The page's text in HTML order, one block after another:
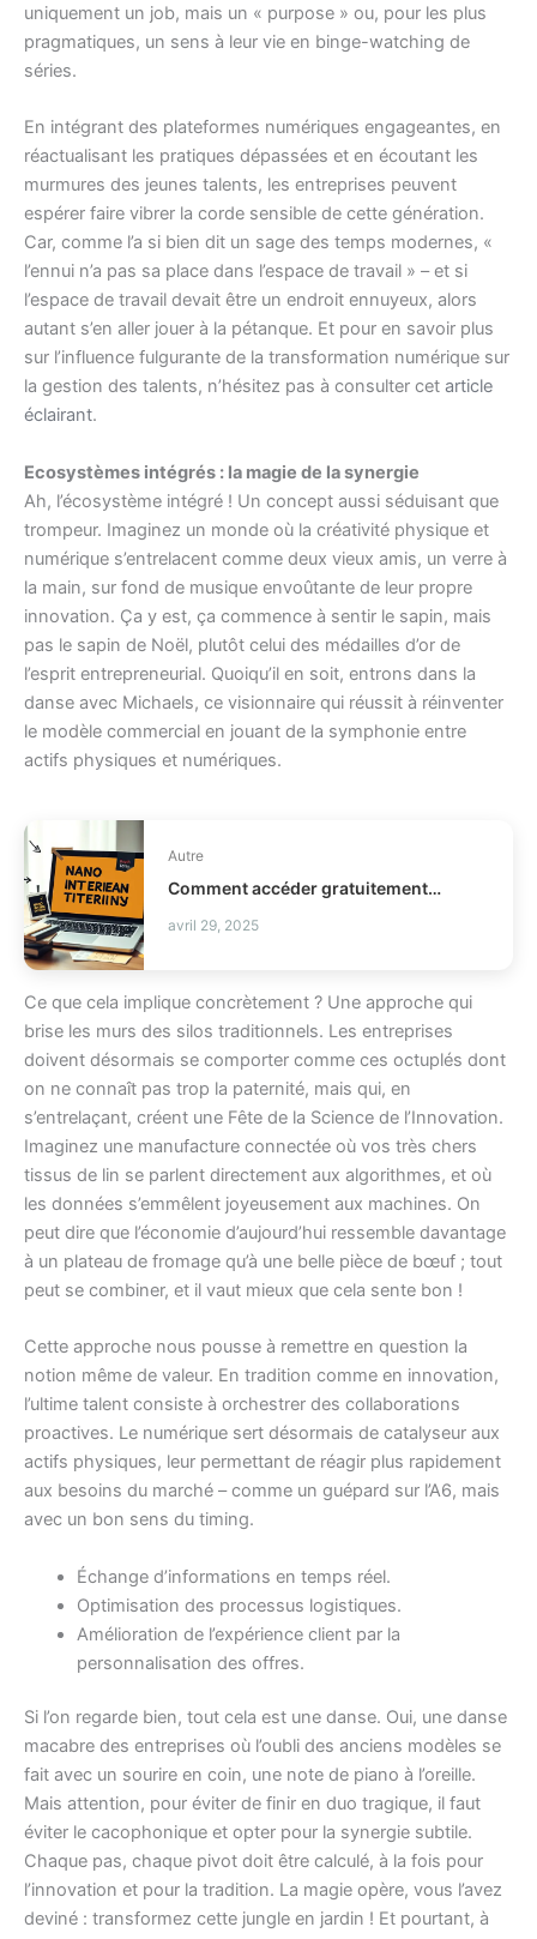
uniquement un job, mais un « purpose » ou, pour les plus
pragmatiques, un sens à leur vie en binge-watching de
séries.
En intégrant des plateformes numériques engageantes, en
réactualisant les pratiques dépassées et en écoutant les
murmures des jeunes talents, les entreprises peuvent
espérer faire vibrer la corde sensible de cette génération.
Car, comme l’a si bien dit un sage des temps modernes, «
l’ennui n’a pas sa place dans l’espace de travail » – et si
l’espace de travail devait être un endroit ennuyeux, alors
autant s’en aller jouer à la pétanque. Et pour en savoir plus
sur l’influence fulgurante de la transformation numérique sur
la gestion des talents, n’hésitez pas à consulter cet article
éclairant.
Ecosystèmes intégrés : la magie de la synergie
Ah, l’écosystème intégré ! Un concept aussi séduisant que
trompeur. Imaginez un monde où la créativité physique et
numérique s’entrelacent comme deux vieux amis, un verre à
la main, sur fond de musique envoûtante de leur propre
innovation. Ça y est, ça commence à sentir le sapin, mais
pas le sapin de Noël, plutôt celui des médailles d’or de
l’esprit entrepreneurial. Quoiqu’il en soit, entrons dans la
danse avec Michaels, ce visionnaire qui réussit à réinventer
le modèle commercial en jouant de la symphonie entre
actifs physiques et numériques.
Autre
Comment accéder gratuitement à Nano Banana pour préparer vos interviews ?
avril 29, 2025
Ce que cela implique concrètement ? Une approche qui
brise les murs des silos traditionnels. Les entreprises
doivent désormais se comporter comme ces octuplés dont
on ne connaît pas trop la paternité, mais qui, en
s’entrelaçant, créent une Fête de la Science de l’Innovation.
Imaginez une manufacture connectée où vos très chers
tissus de lin se parlent directement aux algorithmes, et où
les données s’emmêlent joyeusement aux machines. On
peut dire que l’économie d’aujourd’hui ressemble davantage
à un plateau de fromage qu’à une belle pièce de bœuf ; tout
peut se combiner, et il vaut mieux que cela sente bon !
Cette approche nous pousse à remettre en question la
notion même de valeur. En tradition comme en innovation,
l’ultime talent consiste à orchestrer des collaborations
proactives. Le numérique sert désormais de catalyseur aux
actifs physiques, leur permettant de réagir plus rapidement
aux besoins du marché – comme un guépard sur l’A6, mais
avec un bon sens du timing.
Échange d’informations en temps réel.
Optimisation des processus logistiques.
Amélioration de l’expérience client par la
personnalisation des offres.
Si l’on regarde bien, tout cela est une danse. Oui, une danse
macabre des entreprises où l’oubli des anciens modèles se
fait avec un sourire en coin, une note de piano à l’oreille.
Mais attention, pour éviter de finir en duo tragique, il faut
éviter le cacophonique et opter pour la synergie subtile.
Chaque pas, chaque pivot doit être calculé, à la fois pour
l’innovation et pour la tradition. La magie opère, vous l’avez
deviné : transformez cette jungle en jardin ! Et pourtant, à